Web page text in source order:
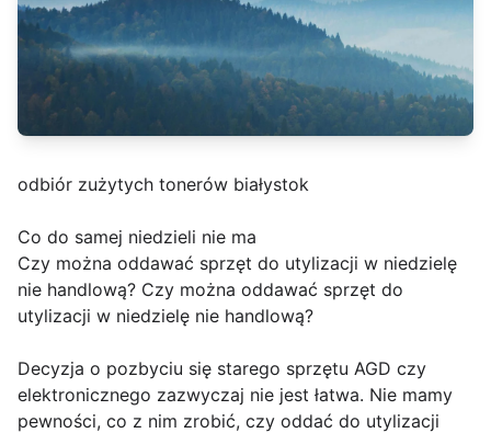
odbiór zużytych tonerów białystok
Co do samej niedzieli nie ma
Czy można oddawać sprzęt do utylizacji w niedzielę
nie handlową? Czy można oddawać sprzęt do
utylizacji w niedzielę nie handlową?
Decyzja o pozbyciu się starego sprzętu AGD czy
elektronicznego zazwyczaj nie jest łatwa. Nie mamy
pewności, co z nim zrobić, czy oddać do utylizacji